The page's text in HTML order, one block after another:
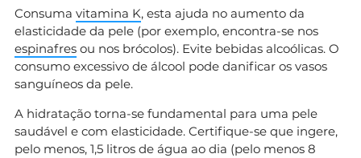
Consuma vitamina K, esta ajuda no aumento da
elasticidade da pele (por exemplo, encontra-se nos
espinafres ou nos brócolos). Evite bebidas alcoólicas. O
consumo excessivo de álcool pode danificar os vasos
sanguíneos da pele.
A hidratação torna-se fundamental para uma pele
saudável e com elasticidade. Certifique-se que ingere,
pelo menos, 1,5 litros de água ao dia (pelo menos 8